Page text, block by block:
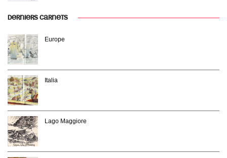
DERNIERS CARNETS
Europe
Italia
Lago Maggiore